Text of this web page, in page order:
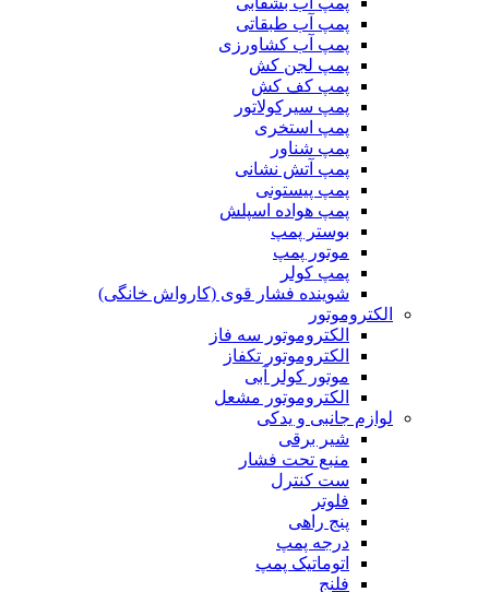
پمپ آب طبقاتی
پمپ آب کشاورزی
پمپ لجن کش
پمپ کف کش
پمپ سیرکولاتور
پمپ استخری
پمپ شناور
پمپ آتش نشانی
پمپ پیستونی
پمپ هواده اسپلش
بوستر پمپ
موتور پمپ
پمپ کولر
شوینده فشار قوی (کارواش خانگی)
الکتروموتور
الکتروموتور سه فاز
الکتروموتور تکفاز
موتور کولر آبی
الکتروموتور مشعل
لوازم جانبی و یدکی
شیر برقی
منبع تحت فشار
ست کنترل
فلوتر
پنج راهی
درجه پمپ
اتوماتیک پمپ
فلنج